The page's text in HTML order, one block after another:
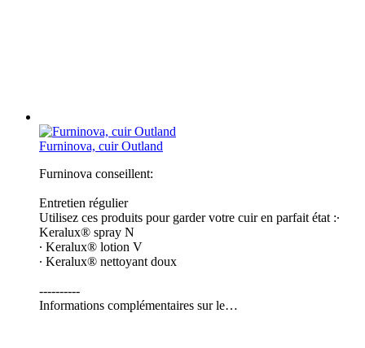
Furninova, cuir Outland
Furninova conseillent:
Entretien régulier
Utilisez ces produits pour garder votre cuir en parfait état :∙
Keralux® spray N
∙ Keralux® lotion V
∙ Keralux® nettoyant doux
----------
Informations complémentaires sur le…